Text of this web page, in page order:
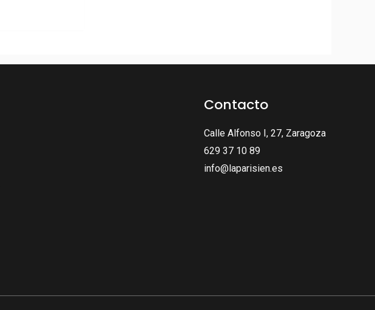
Contacto
Calle Alfonso I, 27, Zaragoza
629 37 10 89
info@laparisien.es